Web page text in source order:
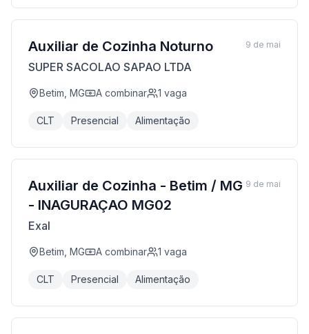
Auxiliar de Cozinha Noturno
SUPER SACOLAO SAPAO LTDA
Betim, MG A combinar 1 vaga
CLT Presencial Alimentação
9 de mai
Auxiliar de Cozinha - Betim / MG
- INAGURAÇAO MG02
Exal
Betim, MG A combinar 1 vaga
CLT Presencial Alimentação
9 de mai